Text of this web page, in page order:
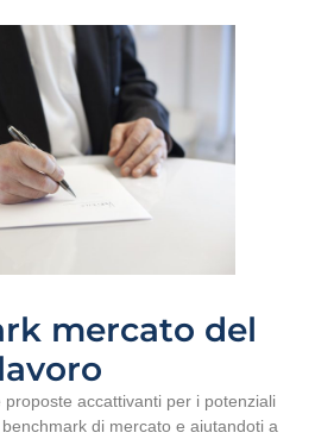
mercato del
lavoro
accattivanti per i potenziali
di mercato e aiutandoti a